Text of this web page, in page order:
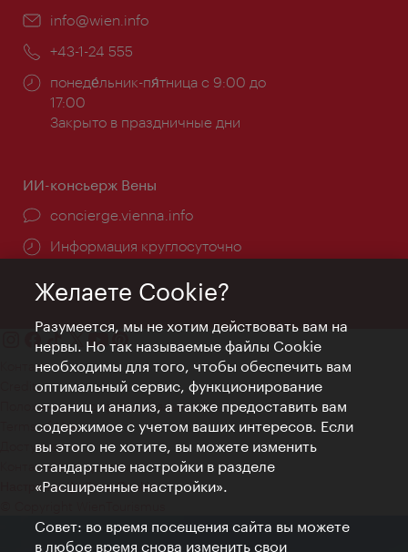
Эл.
info@wien.info
Телефон:
+43-1-24 555
Часы
работы:
понеде́льник-пя́тница с 9:00 до
17:00
Закрыто в праздничные дни
ИИ-консьерж Вены
concierge.vienna.info
Информация круглосуточно
Контакт
Credits
Положение о конфиденциальности
Terms of Use
Доступность
Контакты для прессы
Настройки файлов Cookie
Желаете Cookie?
Разумеется, мы не хотим действовать вам на
нервы. Но так называемые файлы Cookie
необходимы для того, чтобы обеспечить вам
оптимальный сервис, функционирование
страниц и анализ, а также предоставить вам
содержимое с учетом ваших интересов. Если
вы этого не хотите, вы можете изменить
стандартные настройки в разделе
«Расширенные настройки».
Совет: во время посещения сайта вы можете
в любое время снова изменить свои